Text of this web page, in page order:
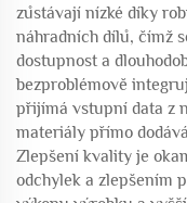
zůstávají nízké díky
náhradních dílů, čímž
dostupnost a
bezproblémově
přijímá vstupní data z
materiály přímo
Zlepšení kvality je
odchylek a zlepšením